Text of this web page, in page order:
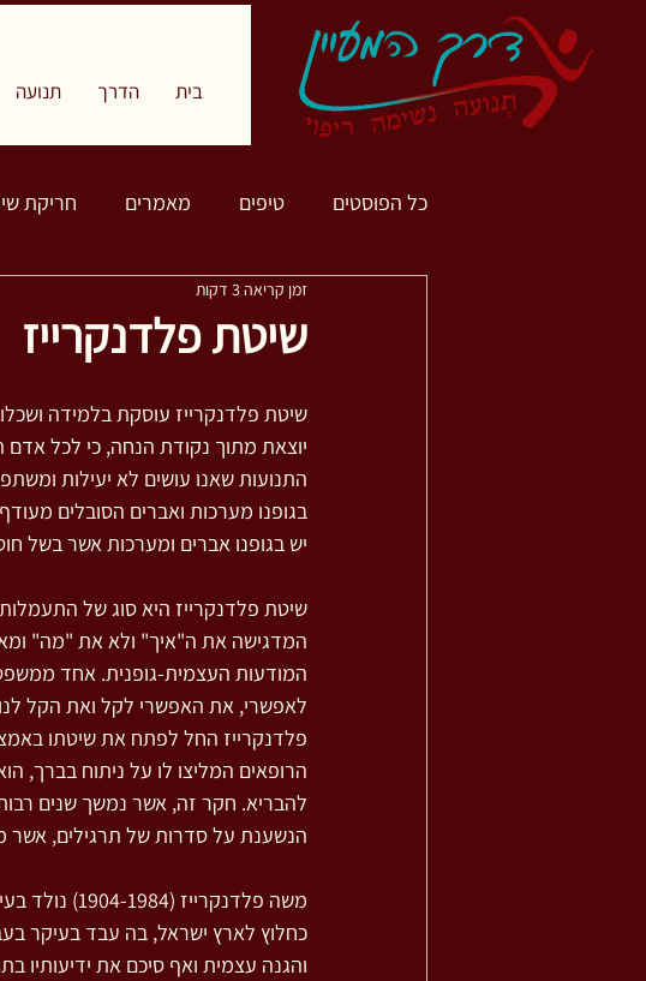
בית הדרך תנועה
כל הפוסטים טיפים מאמרים חריקת
שיטת פלדנקרייז
זמן קריאה 3 דקות
שיטת פלדנקרייז עוסקת בלמידה
יוצאת מתוך נקודת הנחה, כי לכל אדם
התנועות שאנו עושים לא יעילות
בגופנו מערכות ואברים הסובלים
יש בגופנו אברים ומערכות אשר בשל
שיטת פלדנקרייז היא סוג של
המדגישה את ה"איך" ולא את "מה"
המודעות העצמית-גופנית. אחד
לאפשרי, את האפשרי לקל ואת הקל
פלדנקרייז החל לפתח את שיטתו
הרופאים המליצו לו על ניתוח בברך,
להבריא. חקר זה, אשר נמשך שנים
הנשענת על סדרות של תרגילים, אשר
כחלוץ לארץ ישראל, בה עבד בעיקר